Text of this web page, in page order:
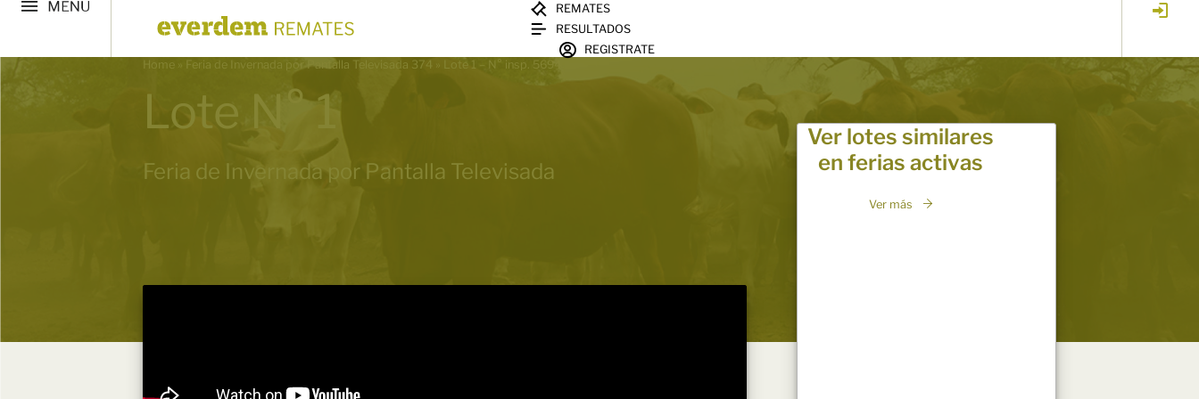
REMATES
RESULTADOS
REGISTRATE
Home » Feria de Invernada por Pantalla Televisada 374 » Lote 1 – N° insp. 5694
Lote N° 1
Feria de Invernada por Pantalla Televisada
Ver lotes similares
en ferias activas
Ver más